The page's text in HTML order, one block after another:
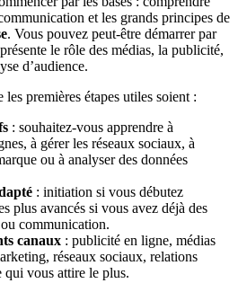
et les grands principes de
. Vous pouvez peut-être démarrer par
le rôle des médias, la publicité,
d’audience.
premières étapes utiles soient :
: souhaitez-vous apprendre à
à gérer les réseaux sociaux, à
ou à analyser des données
: initiation si vous débutez
plus avancés si vous avez déjà des
communication.
canaux : publicité en ligne, médias
réseaux sociaux, relations
qui vous attire le plus.